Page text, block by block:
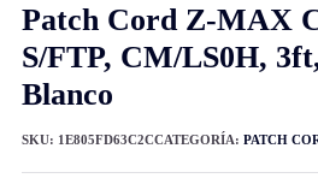
Patch Cord Z-MAX
S/FTP, CM/LS0H,
Blanco
SKU: 1E805FD63C2CCATEGORÍA: PATCH